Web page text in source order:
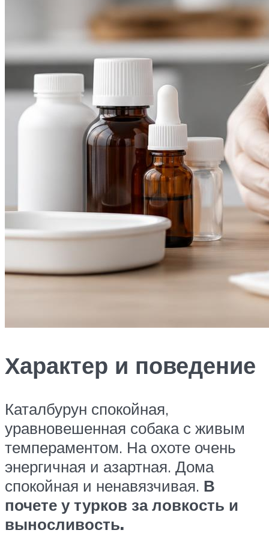
Характер и поведение
Каталбурун спокойная,
уравновешенная собака с живым
темпераментом. На охоте очень
энергичная и азартная. Дома
спокойная и ненавязчивая. В
почете у турков за ловкость и
выносливость.